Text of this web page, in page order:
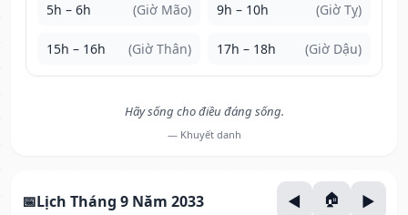
5h – 6h (Giờ Mão) 9h – 10h (Giờ Tỵ)
15h – 16h (Giờ Thân) 17h – 18h (Giờ Dậu)
Hãy sống cho điều đáng sống.
— Khuyết danh
Lịch Tháng 9 Năm 2033